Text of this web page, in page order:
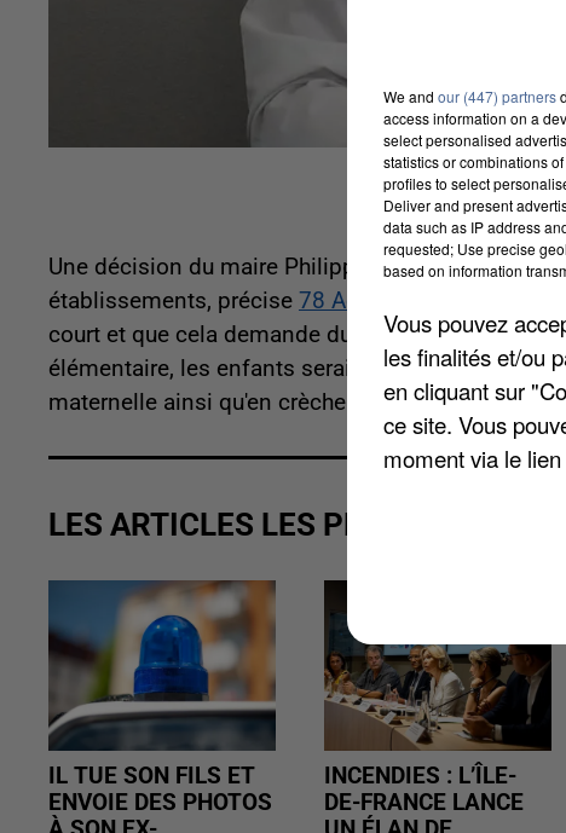
Une décision du maire Philippe Benassaya qui
établissements, précise 78 Actu
court et que cela demande du temps et mise en
élémentaire, les enfants seraient accueillis dans
maternelle ainsi qu'en crèche.
LES ARTICLES LES PLUS VUS
IL TUE SON FILS ET
ENVOIE DES PHOTOS
INCENDIES : L’ÎLE-
DE-FRANCE LANCE
We and our (447) partners
access information on a
select personalised
statistics or combinations
profiles to select
Deliver and present
data such as IP address
requested; Use precise
based on information
Vous pouvez
les finalités et/ou
en cliquant sur
ce site. Vous
moment via le